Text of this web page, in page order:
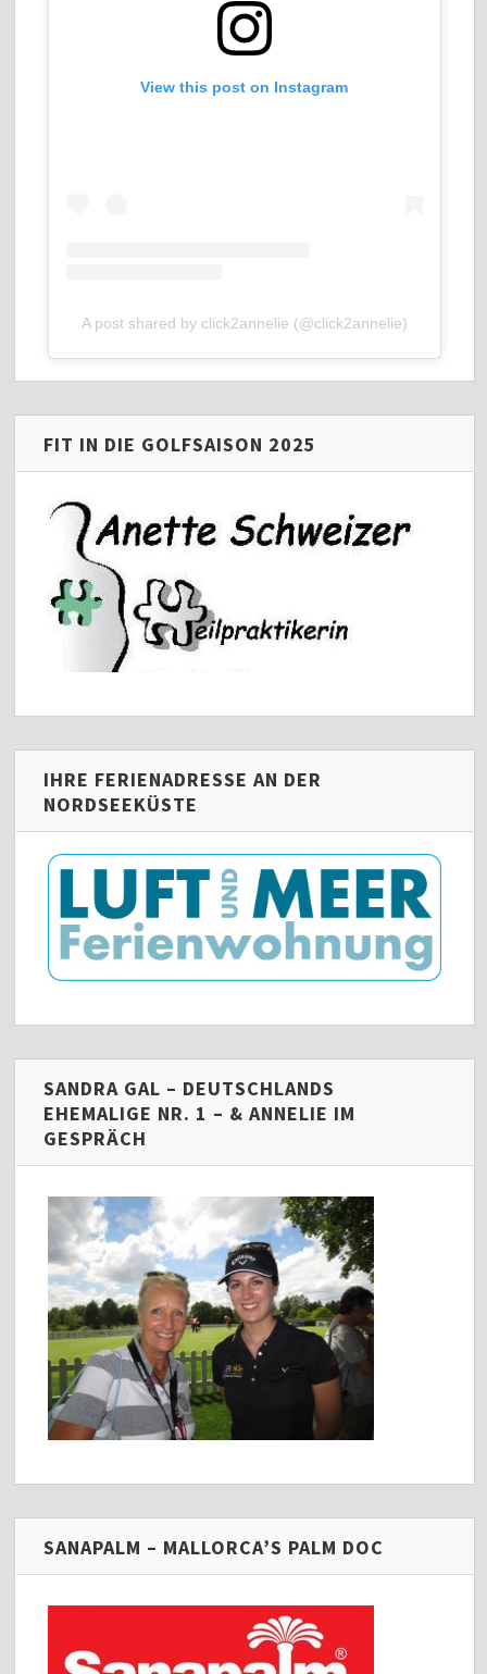
View this post on Instagram
A post shared by click2annelie (@click2annelie)
FIT IN DIE GOLFSAISON 2025
IHRE FERIENADRESSE AN DER
NORDSEEKÜSTE
SANDRA GAL – DEUTSCHLANDS
EHEMALIGE NR. 1 – & ANNELIE IM
GESPRÄCH
SANAPALM – MALLORCA’S PALM DOC